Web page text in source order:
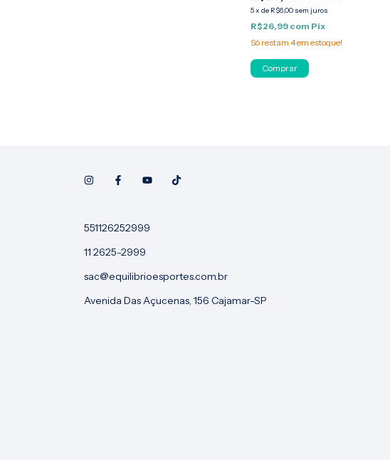
5xde R$6,00 sem juros
R$26,99 com Pix
Só restam4em estoque!
551126252999
11 2625-2999
sac@equilibrioesportes.com.br
Avenida Das Açucenas, 156 Cajamar-SP